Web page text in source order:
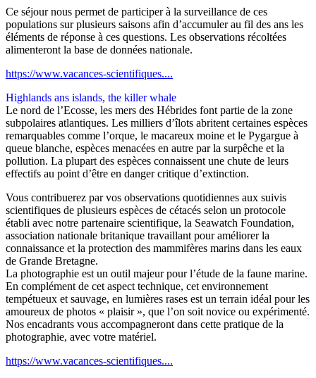
Ce séjour nous permet de participer à la surveillance de ces
populations sur plusieurs saisons afin d’accumuler au fil des ans les
éléments de réponse à ces questions. Les observations récoltées
alimenteront la base de données nationale.
https://www.vacances-scientifiques....
Highlands ans islands, the killer whale
Le nord de l’Ecosse, les mers des Hébrides font partie de la zone
subpolaires atlantiques. Les milliers d’îlots abritent certaines espèces
remarquables comme l’orque, le macareux moine et le Pygargue à
queue blanche, espèces menacées en autre par la surpêche et la
pollution. La plupart des espèces connaissent une chute de leurs
effectifs au point d’être en danger critique d’extinction.
Vous contribuerez par vos observations quotidiennes aux suivis
scientifiques de plusieurs espèces de cétacés selon un protocole
établi avec notre partenaire scientifique, la Seawatch Foundation,
association nationale britanique travaillant pour améliorer la
connaissance et la protection des mammifères marins dans les eaux
de Grande Bretagne.
La photographie est un outil majeur pour l’étude de la faune marine.
En complément de cet aspect technique, cet environnement
tempétueux et sauvage, en lumières rases est un terrain idéal pour les
amoureux de photos « plaisir », que l’on soit novice ou expérimenté.
Nos encadrants vous accompagneront dans cette pratique de la
photographie, avec votre matériel.
https://www.vacances-scientifiques....